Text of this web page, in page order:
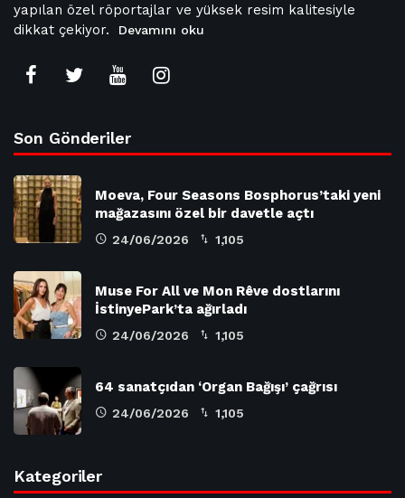
yapılan özel röportajlar ve yüksek resim kalitesiyle
dikkat çekiyor.
Devamını oku
Son Gönderiler
Moeva, Four Seasons Bosphorus’taki yeni
mağazasını özel bir davetle açtı
24/06/2026 1,105
Muse For All ve Mon Rêve dostlarını
İstinyePark’ta ağırladı
24/06/2026 1,105
64 sanatçıdan ‘Organ Bağışı’ çağrısı
24/06/2026 1,105
Kategoriler